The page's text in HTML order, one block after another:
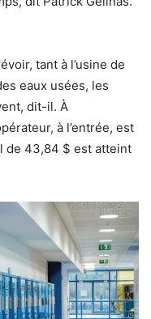
tant à l’usine de
eaux usées, les
dit-il. À
à l’entrée, est
de 43,84 $ est atteint